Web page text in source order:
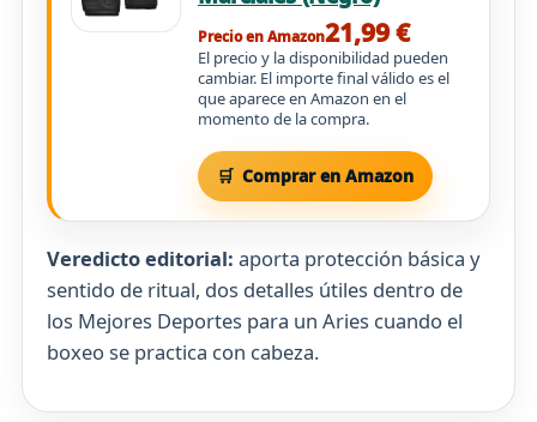
Precio en Amazon21,99 €
El precio y la disponibilidad pueden
cambiar. El importe final válido es el
que aparece en Amazon en el
momento de la compra.
Comprar en Amazon
Veredicto editorial: aporta protección básica y
sentido de ritual, dos detalles útiles dentro de
los Mejores Deportes para un Aries cuando el
boxeo se practica con cabeza.